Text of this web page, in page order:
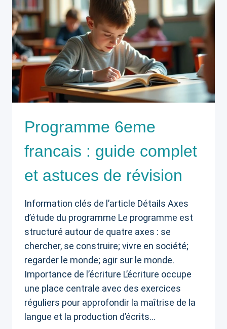
Programme 6eme
francais : guide complet
et astuces de révision
Information clés de l’article Détails Axes
d’étude du programme Le programme est
structuré autour de quatre axes : se
chercher, se construire; vivre en société;
regarder le monde; agir sur le monde.
Importance de l’écriture L’écriture occupe
une place centrale avec des exercices
réguliers pour approfondir la maîtrise de la
langue et la production d’écrits…